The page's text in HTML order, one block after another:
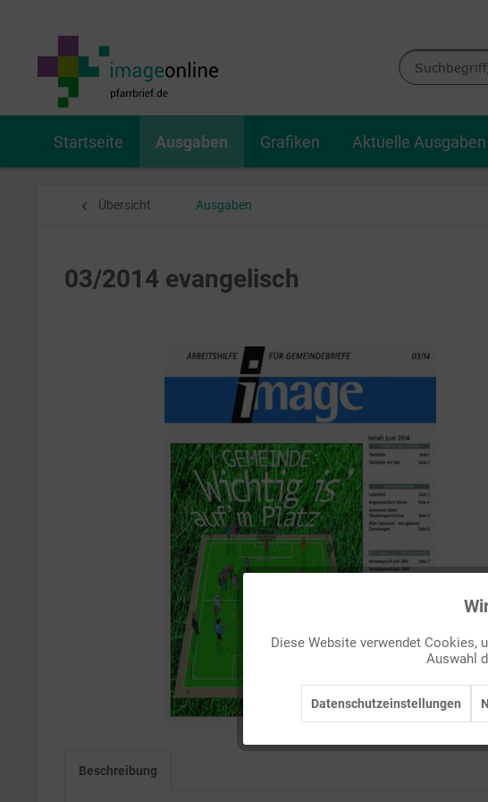
Startseite Ausgaben Grafiken Aktuelle Ausgaben
Übersicht Ausgaben
03/2014 evangelisch
Beschreibung
Diese Website verwendet Cookies,
Auswahl
Datenschutzeinstellungen